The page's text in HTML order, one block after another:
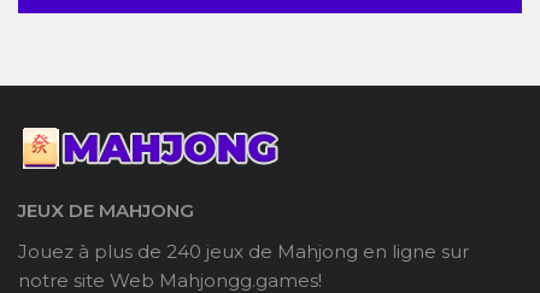
JEUX DE MAHJONG
Jouez à plus de 240 jeux de Mahjong en ligne sur
notre site Web Mahjongg.games!